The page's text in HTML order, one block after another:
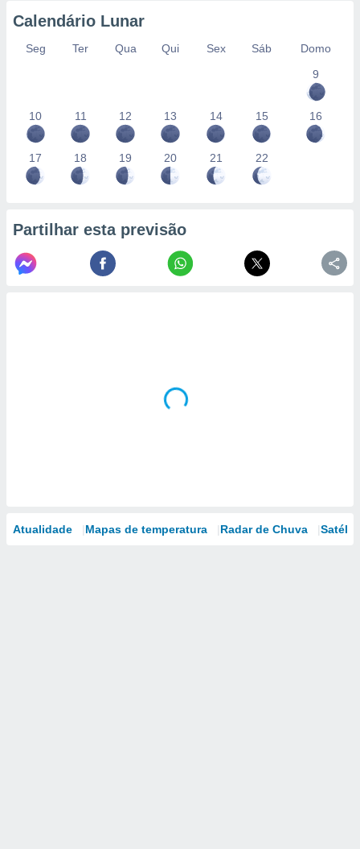
Calendário Lunar
Seg Ter Qua Qui Sex Sáb
Domo
9
10 11 12 13 14 15 16
17 18 19 20 21 22
Partilhar esta previsão
Atualidade Mapas de temperatura Radar de Chuva